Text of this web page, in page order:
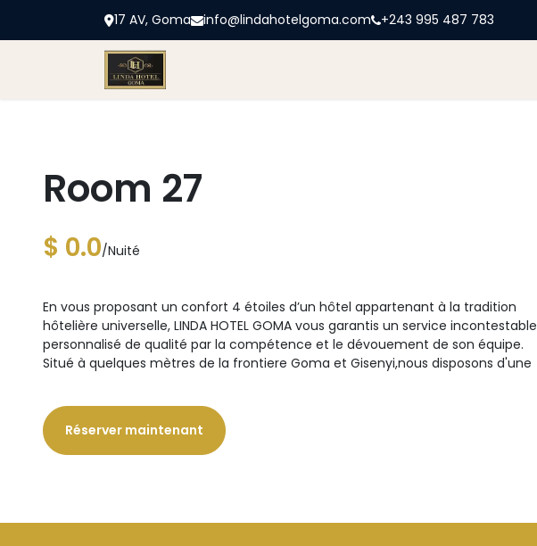
17 AV, Goma info@lindahotelgoma.com +243 995 487 783
Room 27
$ 0.0/Nuité
En vous proposant un confort 4 étoiles d’un hôtel appartenant à la tradition
hôtelière universelle, LINDA HOTEL GOMA vous garantis un service incontestable
personnalisé de qualité par la compétence et le dévouement de son équipe.
Situé à quelques mètres de la frontiere Goma et Gisenyi,nous disposons d'une
Réserver maintenant